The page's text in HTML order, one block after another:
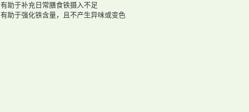
有助于补充日常膳食铁摄入不足
有助于强化铁含量，且不产生异味或变色